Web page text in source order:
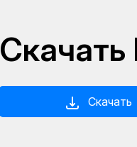
Скачать
Скачать